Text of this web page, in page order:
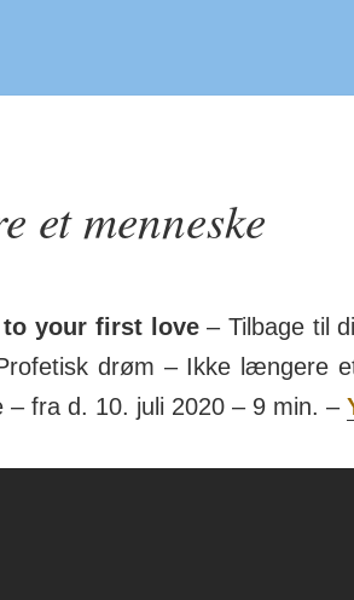
et menneske
to your first love– Tilbage til
drøm – Ikke længere
– fra d. 10. juli 2020 – 9 min. –